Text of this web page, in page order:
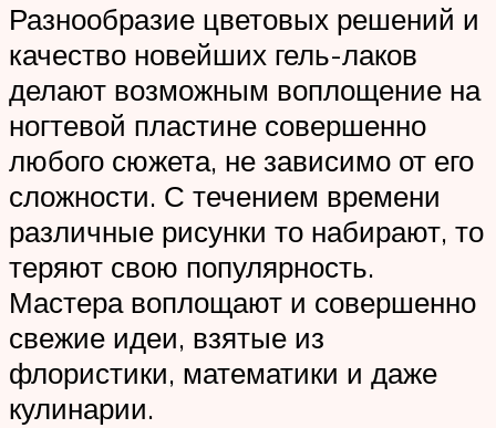
Разнообразие цветовых решений и
качество новейших гель-лаков
делают возможным воплощение на
ногтевой пластине совершенно
любого сюжета, не зависимо от его
сложности. С течением времени
различные рисунки то набирают, то
теряют свою популярность.
Мастера воплощают и совершенно
свежие идеи, взятые из
флористики, математики и даже
кулинарии.